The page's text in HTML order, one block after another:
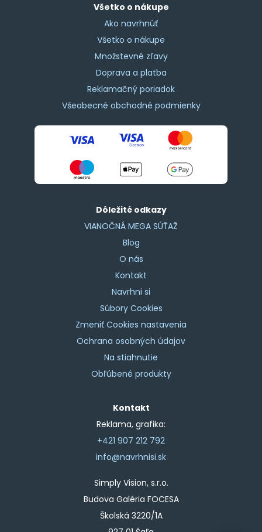
Všetko o nákupe
Ako navrhnúť
Všetko o nákupe
Množstevné zľavy
Doprava a platba
Reklamačný poriadok
Všeobecné obchodné podmienky
Dôležité odkazy
VIANOČNÁ MEGA SÚŤAŽ
Blog
O nás
Kontakt
Navrhni si
Súbory Cookies
Zmeniť Cookies nastavenia
Ochrana osobných údajov
Na stiahnutie
Obľúbené produkty
Kontakt
Reklama, grafika:
+421 907 212 792
info@navrhnisi.sk
Simply Vision, s.r.o.
Budova Galéria FOCESA
Školská 3220/1A